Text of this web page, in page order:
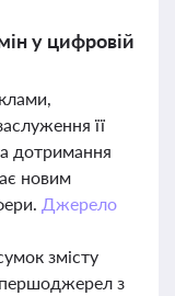
у цифровій
її
дотримання
новим
Джерело
змісту
першоджерел з